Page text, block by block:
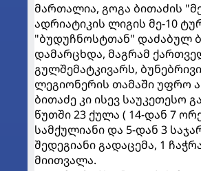
მართალია, გოგა ბითაძის
ადრიატიკის ლიგის მე-10
"ბუდუჩნოსტთან" დაძაბულ
დამარცხდა, მაგრამ
გულშემატკივარს,
ლეგიონერის თამაში უფრო
ბითაძე კი ისევ საუკეთესო
წუთში 23 ქულა ( 14-დან 7
სამქულიანი და 5-დან 3
შედეგიანი გადაცემა, 1
მიითვალა.